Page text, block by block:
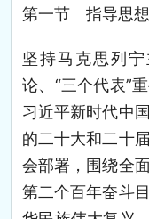
第一节 指导思想
坚持马克思列
论、“三个代表”
习近平新时代中
的二十大和二十
会部署，围绕全
第二个百年奋斗